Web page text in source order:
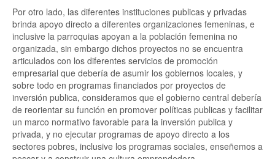
Por otro lado, las diferentes instituciones publicas y privadas
brinda apoyo directo a diferentes organizaciones femeninas, e
inclusive la parroquias apoyan a la población femenina no
organizada, sin embargo dichos proyectos no se encuentra
articulados con los diferentes servicios de promoción
empresarial que debería de asumir los gobiernos locales, y
sobre todo en programas financiados por proyectos de
inversión publica, consideramos que el gobierno central debería
de reorientar su función en promover políticas publicas y facilitar
un marco normativo favorable para la inversión publica y
privada, y no ejecutar programas de apoyo directo a los
sectores pobres, inclusive los programas sociales, enseñemos a